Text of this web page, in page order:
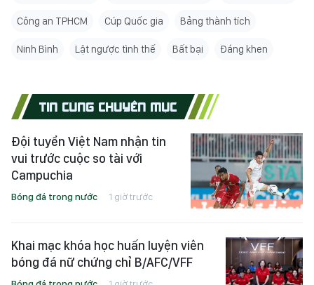
Công an TPHCM Cúp Quốc gia Bảng thành tích
Ninh Bình Lật ngược tình thế Bất bại Đáng khen
TIN CÙNG CHUYÊN MỤC
Đội tuyển Việt Nam nhận tin
vui trước cuộc so tài với
Campuchia
Bóng đá trong nước 1 giờ trước
Khai mạc khóa học huấn luyện viên
bóng đá nữ chứng chỉ B/AFC/VFF